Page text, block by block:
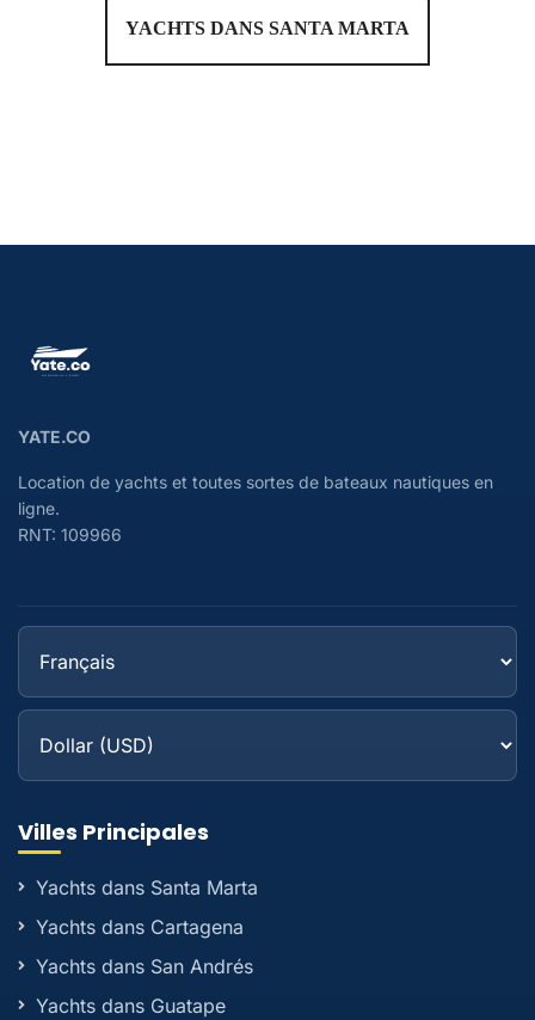
YACHTS DANS SANTA MARTA
YATE.CO
Location de yachts et toutes sortes de bateaux nautiques en
ligne.
RNT: 109966
Villes Principales
Yachts dans Santa Marta
Yachts dans Cartagena
Yachts dans San Andrés
Yachts dans Guatape